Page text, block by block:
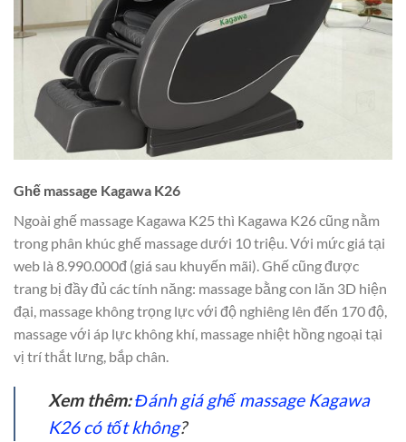
Ghế massage Kagawa K26
Ngoài ghế massage Kagawa K25 thì Kagawa K26 cũng nằm
trong phân khúc ghế massage dưới 10 triệu. Với mức giá tại
web là 8.990.000đ (giá sau khuyến mãi). Ghế cũng được
trang bị đầy đủ các tính năng: massage bằng con lăn 3D hiện
đại, massage không trọng lực với độ nghiêng lên đến 170 độ,
massage với áp lực không khí, massage nhiệt hồng ngoại tại
vị trí thắt lưng, bắp chân.
Xem thêm:Đánh giá ghế massage Kagawa
K26 có tốt không?